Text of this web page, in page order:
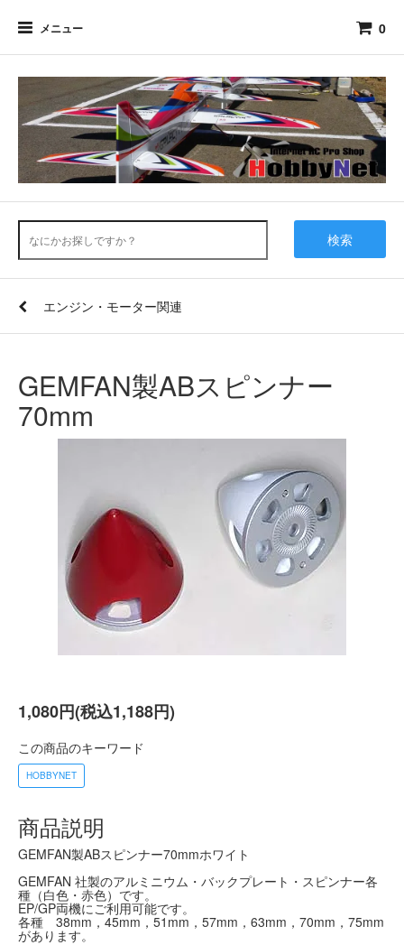
メニュー 0
検索
エンジン・モーター関連
GEMFAN製ABスピンナー
70mm
1,080円(税込1,188円)
この商品のキーワード
HOBBYNET
商品説明
GEMFAN製ABスピンナー70mmホワイト
GEMFAN 社製のアルミニウム・バックプレート・スピンナー各
種（白色・赤色）です。
EP/GP両機にご利用可能です。
各種 38mm，45mm，51mm，57mm，63mm，70mm，75mm
があります。